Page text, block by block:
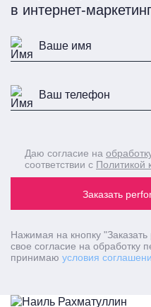
в интернет-
Заказать
Даю согласие на
соответствии с Политикой
Нажимая на кнопку
свое согласие на обработку
принимаю условия